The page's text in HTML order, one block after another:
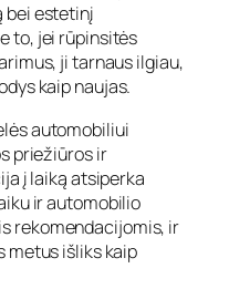
bei estetinį
to, jei rūpinsitės
ji tarnaus ilgiau,
kaip naujas.
automobiliui
priežiūros ir
į laiką atsiperka
ir automobilio
rekomendacijomis, ir
metus išliks kaip